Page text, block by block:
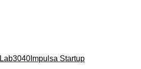
Lab3040 Impulsa Startup